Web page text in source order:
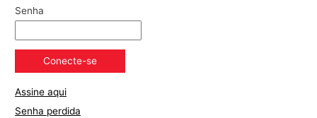
Senha
Assine aqui
Senha perdida